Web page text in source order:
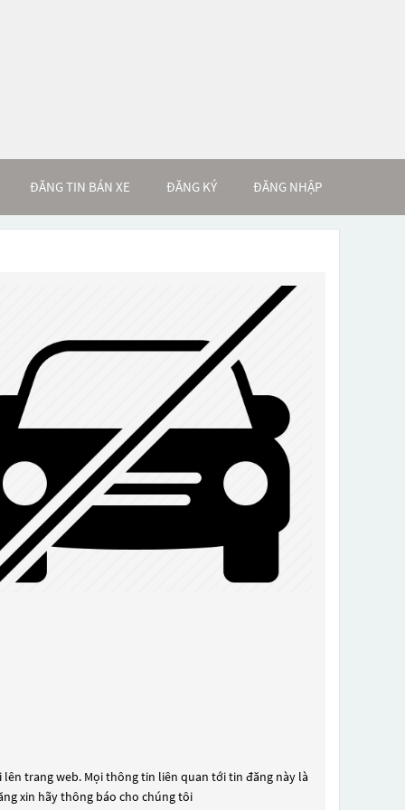
ĐĂNG TIN BÁN XE ĐĂNG KÝ ĐĂNG NHẬP
trang web. Mọi thông tin liên quan tới tin đăng này là
xin hãy thông báo cho chúng tôi